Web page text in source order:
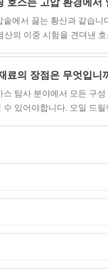
솥에서 끓는 황산과 같습니
산의 이중 시험을 견뎌낸
제 측정 할 때이 보호 시
개월로 확장했습니다.
료의 장점은 무엇입니
스 탐사 분야에서 모든 구
수 있어야합니다. 오일 드